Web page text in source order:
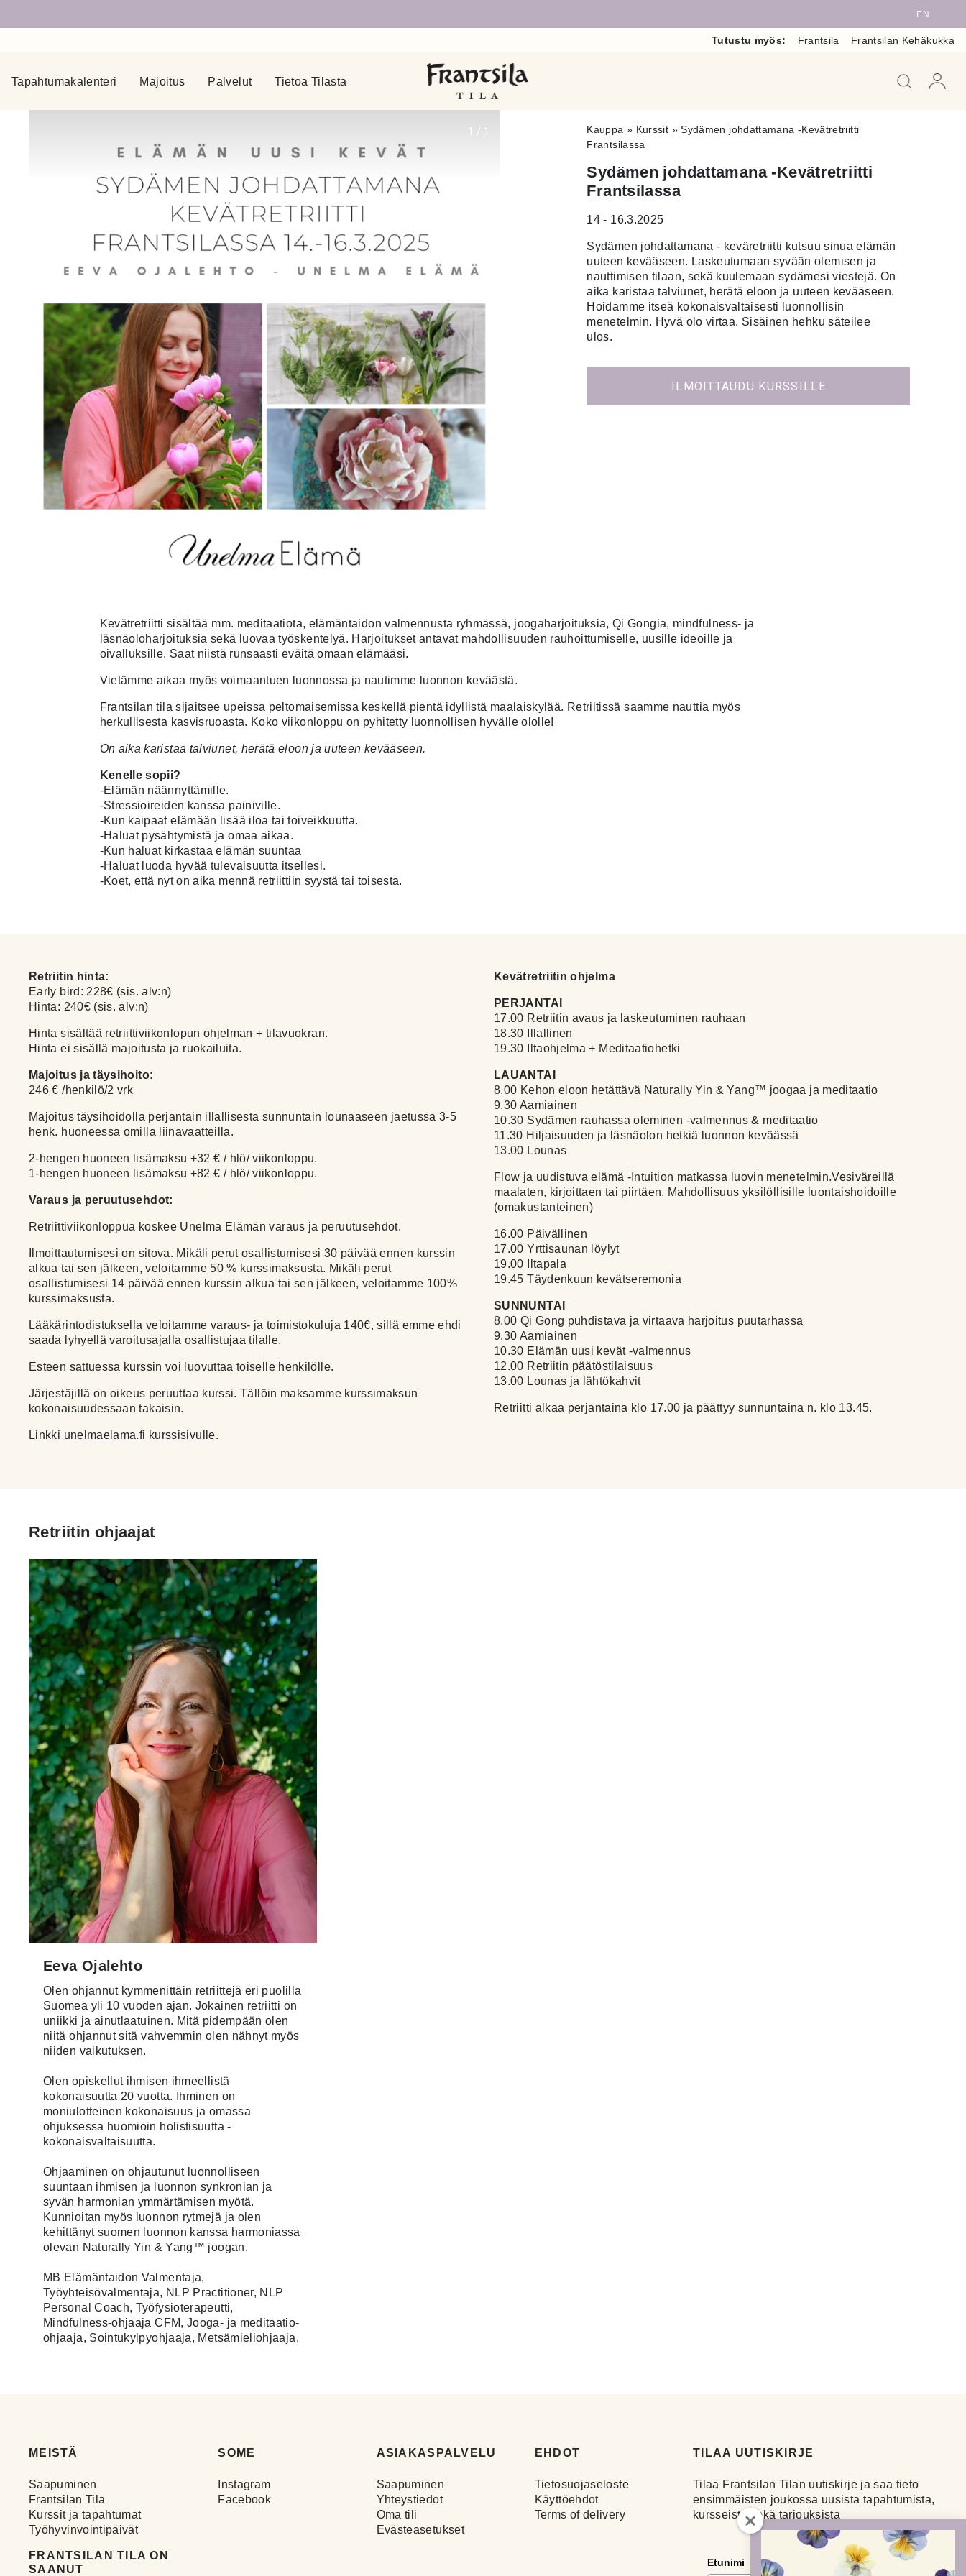
EN
Tutustu myös: Frantsila Frantsilan Kehäkukka
Tapahtumakalenteri Majoitus Palvelut Tietoa Tilasta When
1 / 1 Kauppa » Kurssit »Sydämen johdattamana -Kevätretriitti
Frantsilassa
Sydämen johdattamana -Kevätretriitti
Frantsilassa
14 - 16.3.2025
Sydämen johdattamana - keväretriitti kutsuu sinua elämän
uuteen kevääseen. Laskeutumaan syvään olemisen ja
nauttimisen tilaan, sekä kuulemaan sydämesi viestejä. On
aika karistaa talviunet, herätä eloon ja uuteen kevääseen.
Hoidamme itseä kokonaisvaltaisesti luonnollisin
menetelmin. Hyvä olo virtaa. Sisäinen hehku säteilee
ulos.
ILMOITTAUDU KURSSILLE
Kevätretriitti sisältää mm. meditaatiota, elämäntaidon valmennusta ryhmässä, joogaharjoituksia, Qi Gongia, mindfulness- ja
läsnäoloharjoituksia sekä luovaa työskentelyä. Harjoitukset antavat mahdollisuuden rauhoittumiselle, uusille ideoille ja
oivalluksille. Saat niistä runsaasti eväitä omaan elämääsi.
​Vietämme aikaa myös voimaantuen luonnossa ja nautimme luonnon keväästä.
Frantsilan tila sijaitsee upeissa peltomaisemissa keskellä pientä idyllistä maalaiskylää. Retriitissä saamme nauttia myös
herkullisesta kasvisruoasta. Koko viikonloppu on pyhitetty luonnollisen hyvälle ololle!
On aika karistaa talviunet, herätä eloon ja uuteen kevääseen.
Kenelle sopii?
-Elämän näännyttämille.
-Stressioireiden kanssa painiville.
-Kun kaipaat elämään lisää iloa tai toiveikkuutta.
-Haluat pysähtymistä ja omaa aikaa.
-Kun haluat kirkastaa elämän suuntaa
-Haluat luoda hyvää tulevaisuutta itsellesi.
-Koet, että nyt on aika mennä retriittiin syystä tai toisesta.
Retriitin hinta:
Early bird: 228€ (sis. alv:n)
Hinta: 240€ (sis. alv:n)
Hinta sisältää retriittiviikonlopun ohjelman + tilavuokran.
Hinta ei sisällä majoitusta ja ruokailuita.
Majoitus ja täysihoito:
246 € /henkilö/2 vrk
Majoitus täysihoidolla perjantain illallisesta sunnuntain lounaaseen jaetussa 3-5
henk. huoneessa omilla liinavaatteilla.
2-hengen huoneen lisämaksu +32 € / hlö/ viikonloppu.
1-hengen huoneen lisämaksu +82 € / hlö/ viikonloppu.
Varaus ja peruutusehdot:
Retriittiviikonloppua koskee Unelma Elämän varaus ja peruutusehdot.
Ilmoittautumisesi on sitova. Mikäli perut osallistumisesi 30 päivää ennen kurssin
alkua tai sen jälkeen, veloitamme 50 % kurssimaksusta. Mikäli perut
osallistumisesi 14 päivää ennen kurssin alkua tai sen jälkeen, veloitamme 100%
kurssimaksusta.
Lääkärintodistuksella veloitamme varaus- ja toimistokuluja 140€, sillä emme ehdi
saada lyhyellä varoitusajalla osallistujaa tilalle.
Esteen sattuessa kurssin voi luovuttaa toiselle henkilölle.
Järjestäjillä on oikeus peruuttaa kurssi. Tällöin maksamme kurssimaksun
kokonaisuudessaan takaisin.
Linkki unelmaelama.fi kurssisivulle.
Kevätretriitin ohjelma
PERJANTAI
​17.00 Retriitin avaus ja laskeutuminen rauhaan
18.30 Illallinen
19.30 Iltaohjelma + Meditaatiohetki
LAUANTAI
8.00 Kehon eloon hetättävä Naturally Yin & Yang™ joogaa ja meditaatio
9.30 Aamiainen
10.30 Sydämen rauhassa oleminen -valmennus & meditaatio
11.30 Hiljaisuuden ja läsnäolon hetkiä luonnon keväässä
13.00 Lounas
Flow ja uudistuva elämä -Intuition matkassa luovin menetelmin.Vesiväreillä
maalaten, kirjoittaen tai piirtäen. Mahdollisuus yksilöllisille luontaishoidoille
(omakustanteinen)
16.00 Päivällinen
17.00 Yrttisaunan löylyt
19.00 Iltapala
19.45 Täydenkuun kevätseremonia
SUNNUNTAI
8.00 Qi Gong puhdistava ja virtaava harjoitus puutarhassa
9.30 Aamiainen
10.30 Elämän uusi kevät -valmennus
12.00 Retriitin päätöstilaisuus
13.00 Lounas ja lähtökahvit
Retriitti alkaa perjantaina klo 17.00 ja päättyy sunnuntaina n. klo 13.45.
Retriitin ohjaajat
Eeva Ojalehto
Olen ohjannut kymmenittäin retriittejä eri puolilla
Suomea yli 10 vuoden ajan. Jokainen retriitti on
uniikki ja ainutlaatuinen. Mitä pidempään olen
niitä ohjannut sitä vahvemmin olen nähnyt myös
niiden vaikutuksen.
Olen opiskellut ihmisen ihmeellistä
kokonaisuutta 20 vuotta. Ihminen on
moniulotteinen kokonaisuus ja omassa
ohjuksessa huomioin holistisuutta -
kokonaisvaltaisuutta.
Ohjaaminen on ohjautunut luonnolliseen
suuntaan ihmisen ja luonnon synkronian ja
syvän harmonian ymmärtämisen myötä.
Kunnioitan myös luonnon rytmejä ja olen
kehittänyt suomen luonnon kanssa harmoniassa
olevan Naturally Yin & Yang™ joogan.
MB Elämäntaidon Valmentaja,
Työyhteisövalmentaja, NLP Practitioner, NLP
Personal Coach, Työfysioterapeutti,
Mindfulness-ohjaaja CFM, Jooga- ja meditaatio-
ohjaaja, Sointukylpyohjaaja, Metsämieliohjaaja.
MEISTÄ
Saapuminen
Frantsilan Tila
Kurssit ja tapahtumat
Työhyvinvointipäivät
FRANTSILAN TILA ON
SAANUT
SOME
Instagram
Facebook
ASIAKASPALVELU
Saapuminen
Yhteystiedot
Oma tili
Evästeasetukset
EHDOT
Tietosuojaseloste
Käyttöehdot
Terms of delivery
TILAA UUTISKIRJE
Tilaa Frantsilan Tilan uutiskirje ja saa tieto
ensimmäisten joukossa uusista tapahtumista,
kursseista sekä tarjouksista
Etunimi